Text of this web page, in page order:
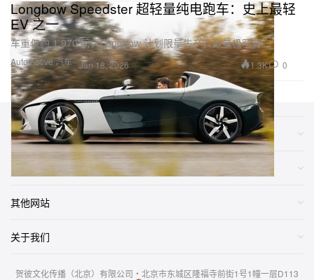
Automotive 汽车
Longbow Speedster 超轻量纯电跑车：史上最轻
EV 之一
车重仅约 1,970 磅，Longbow 计划限量生产，数量极罕有。
Jan 18, 2026 1.3K 0
类别
其他网站
关于我们
贺彼文化传播（北京）有限公司・北京市东城区隆福寺前街1号1幢一层D113